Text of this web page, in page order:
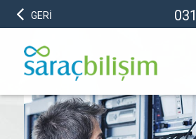
GERİ